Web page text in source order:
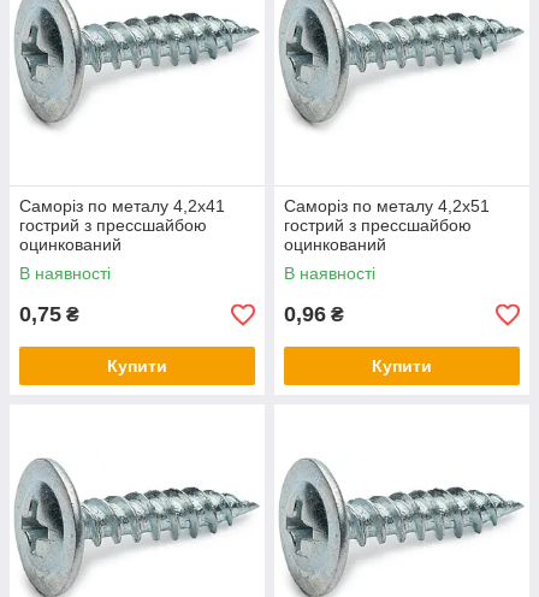
Саморіз по металу 4,2х41
гострий з прессшайбою
оцинкований
В наявності
0,75 ₴
Купити
Саморіз по металу 4,2х51
гострий з прессшайбою
оцинкований
В наявності
0,96 ₴
Купити